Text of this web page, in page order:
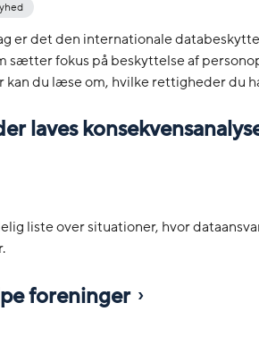
er det den internationale
sætter fokus på beskyttelse af
kan du læse om, hvilke rettigheder du
laves
liste over situationer, hvor
foreninger